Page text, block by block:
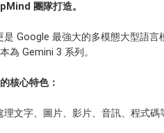
團隊打造。
Google 最強大的多模態大型語言
為 Gemini 3 系列。
核心特色：
文字、圖片、影片、音訊、程式碼